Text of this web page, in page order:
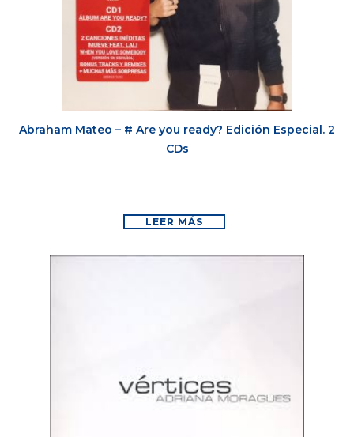
Abraham Mateo – # Are you ready? Edición Especial. 2
CDs
LEER MÁS